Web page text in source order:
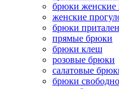
брюки женские
женские
брюки
прямые брюки
брюки клеш
розовые брюки
салатовые
брюки